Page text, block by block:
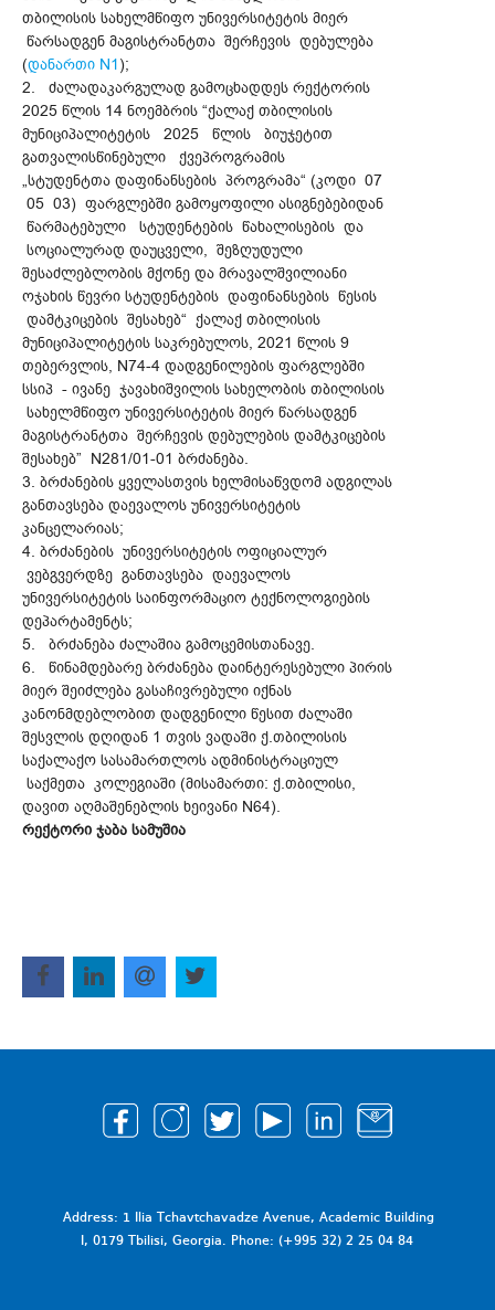
თბილისის სახელმწიფო უნივერსიტეტის მიერ
წარსადგენ მაგისტრანტთა შერჩევის დებულება
(დანართი N1);
2. ძალადაკარგულად გამოცხადდეს რექტორის
2025 წლის 14 ნოემბრის “ქალაქ თბილისის
მუნიციპალიტეტის 2025 წლის ბიუჯეტით
გათვალისწინებული ქვეპროგრამის
„სტუდენტთა დაფინანსების პროგრამა“ (კოდი 07
05 03) ფარგლებში გამოყოფილი ასიგნებებიდან
წარმატებული სტუდენტების წახალისების და
სოციალურად დაუცველი, შეზღუდული
შესაძლებლობის მქონე და მრავალშვილიანი
ოჯახის წევრი სტუდენტების დაფინანსების წესის
დამტკიცების შესახებ“ ქალაქ თბილისის
მუნიციპალიტეტის საკრებულოს, 2021 წლის 9
თებერვლის, N74-4 დადგენილების ფარგლებში
სსიპ - ივანე ჯავახიშვილის სახელობის თბილისის
სახელმწიფო უნივერსიტეტის მიერ წარსადგენ
მაგისტრანტთა შერჩევის დებულების დამტკიცების
შესახებ” N281/01-01 ბრძანება.
3. ბრძანების ყველასთვის ხელმისაწვდომ ადგილას
განთავსება დაევალოს უნივერსიტეტის
კანცელარიას;
4. ბრძანების უნივერსიტეტის ოფიციალურ
ვებგვერდზე განთავსება დაევალოს
უნივერსიტეტის საინფორმაციო ტექნოლოგიების
დეპარტამენტს;
5. ბრძანება ძალაშია გამოცემისთანავე.
6. წინამდებარე ბრძანება დაინტერესებული პირის
მიერ შეიძლება გასაჩივრებული იქნას
კანონმდებლობით დადგენილი წესით ძალაში
შესვლის დღიდან 1 თვის ვადაში ქ.თბილისის
საქალაქო სასამართლოს ადმინისტრაციულ
საქმეთა კოლეგიაში (მისამართი: ქ.თბილისი,
დავით აღმაშენებლის ხეივანი N64).
რექტორი ჯაბა სამუშია
Address: 1 Ilia Tchavtchavadze Avenue, Academic Building
I, 0179 Tbilisi, Georgia. Phone: (+995 32) 2 25 04 84